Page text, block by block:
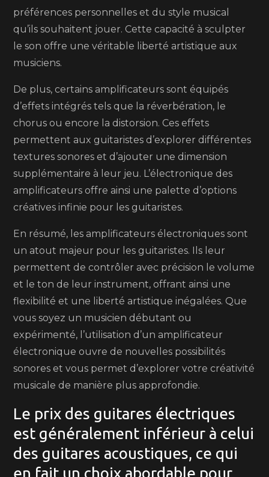
préférences personnelles et du style musical
qu’ils souhaitent jouer. Cette capacité à sculpter
le son offre une véritable liberté artistique aux
musiciens.
De plus, certains amplificateurs sont équipés
d’effets intégrés tels que la réverbération, le
chorus ou encore la distorsion. Ces effets
permettent aux guitaristes d’explorer différentes
textures sonores et d’ajouter une dimension
supplémentaire à leur jeu. L’électronique des
amplificateurs offre ainsi une palette d’options
créatives infinie pour les guitaristes.
En résumé, les amplificateurs électroniques sont
un atout majeur pour les guitaristes. Ils leur
permettent de contrôler avec précision le volume
et le ton de leur instrument, offrant ainsi une
flexibilité et une liberté artistique inégalées. Que
vous soyez un musicien débutant ou
expérimenté, l’utilisation d’un amplificateur
électronique ouvre de nouvelles possibilités
sonores et vous permet d’explorer votre créativité
musicale de manière plus approfondie.
Le prix des guitares électriques
est généralement inférieur à celui
des guitares acoustiques, ce qui
en fait un choix abordable pour